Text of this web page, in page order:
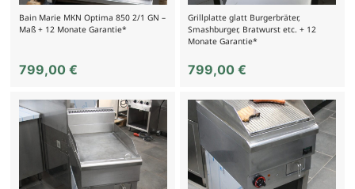
Bain Marie MKN Optima 850 2/1 GN –
Maß + 12 Monate Garantie*
799,00 €
Grillplatte glatt Burgerbräter,
Smashburger, Bratwurst etc. + 12
Monate Garantie*
799,00€